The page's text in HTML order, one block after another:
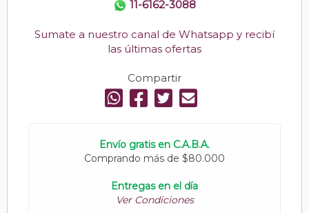
11-6162-3088
Sumate a nuestro canal de Whatsapp y recibí
las últimas ofertas
Compartir
Envío gratis en C.A.B.A.
Comprando más de $80.000
Entregas en el día
Ver Condiciones